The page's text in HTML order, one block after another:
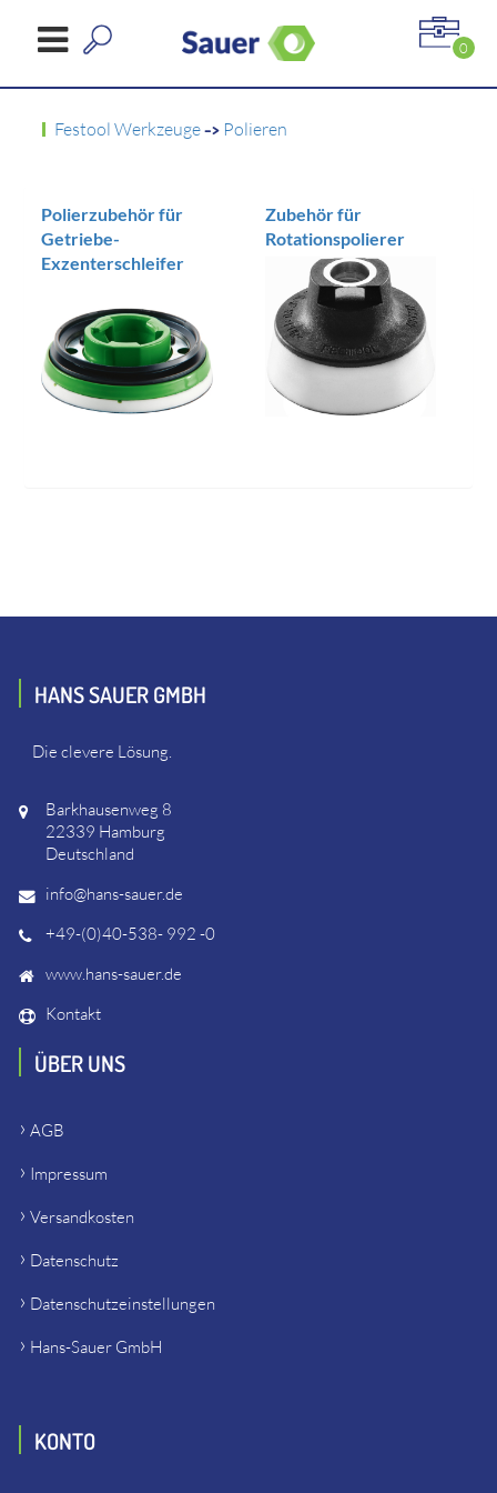
0
Festool Werkzeuge-> Polieren
Polierzubehör für
Getriebe-
Exzenterschleifer
Zubehör für
Rotationspolierer
HANS SAUER GMBH
Die clevere Lösung.
Barkhausenweg 8
22339 Hamburg
Deutschland
info@hans-sauer.de
+49-(0)40-538- 992 -0
www.hans-sauer.de
Kontakt
ÜBER UNS
AGB
Impressum
Versandkosten
Datenschutz
Datenschutzeinstellungen
Hans-Sauer GmbH
KONTO